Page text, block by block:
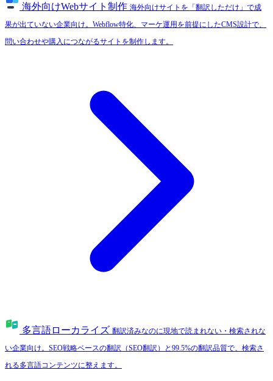
海外向けWebサイト制作 海外向けサイトを「翻訳しただけ」で成
果が出ていない企業向け。Webflow特化、マーケ運用を前提にしたCMS設計で、
問い合わせや購入につながるサイトを制作します。
多言語ローカライズ 翻訳済みなのに現地で読まれない・検索されな
い企業向け。SEO戦略ベースの翻訳（SEO翻訳）と99.5%の翻訳品質で、検索さ
れる多言語コンテンツに整えます。